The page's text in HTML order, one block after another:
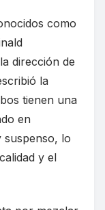
como
dirección de
la
tienen una
en
lo
y el